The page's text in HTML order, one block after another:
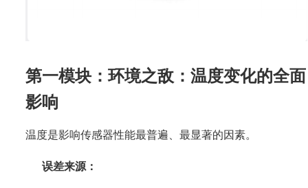
第一模块：环境之敌：温度变化的全面
影响
温度是影响传感器性能最普遍、最显著的因素。
误差来源：